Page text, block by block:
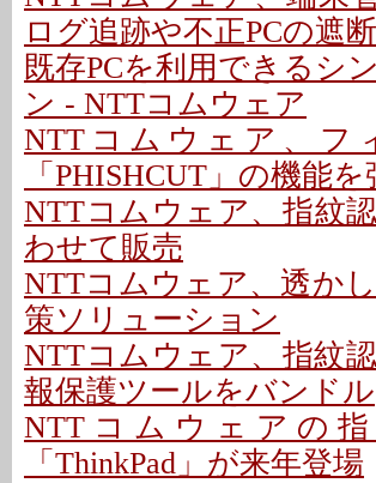
ログ追跡や不正PCの遮
既存PCを利用できるシ
ン - NTTコムウェア
NTTコムウェア、フ
「PHISHCUT」の機能を
NTTコムウェア、指紋
わせて販売
NTTコムウェア、透か
策ソリューション
NTTコムウェア、指紋
報保護ツールをバンドル
NTTコムウェアの
「ThinkPad」が来年登場